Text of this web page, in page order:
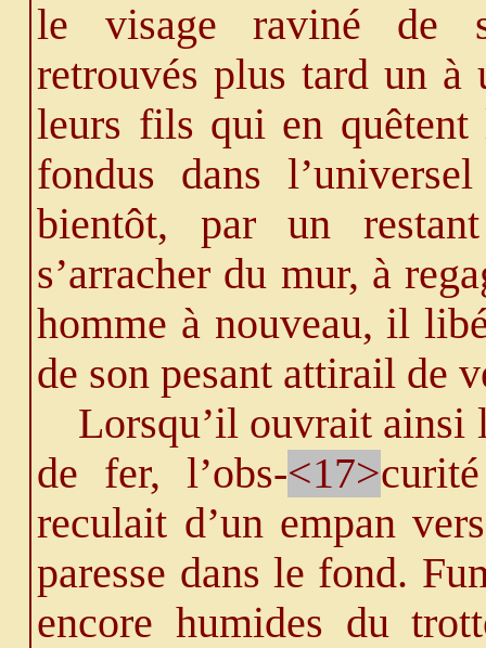
le visage raviné de
retrouvés plus tard un à
leurs fils qui en quêtent
fondus dans
bientôt, par un
s’arracher du mur, à
homme à nouveau, il
de son pesant attirail de
Lorsqu’il ouvrait ainsi
de fer, l’obs-<17>
reculait d’un empan
paresse dans le fond.
encore humides du